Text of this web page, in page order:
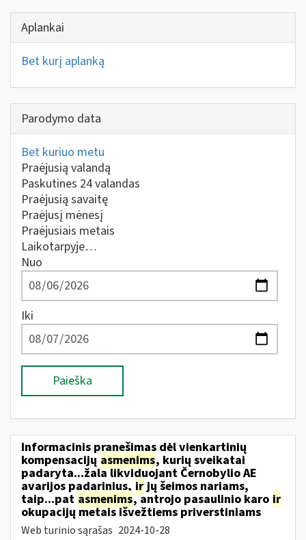
Aplankai
Bet kurį aplanką
Parodymo data
Bet kuriuo metu
Praėjusią valandą
Paskutines 24 valandas
Praėjusią savaitę
Praėjusį mėnesį
Praėjusiais metais
Laikotarpyje…
Nuo
Iki
Paieška
Informacinis pranešimas dėl vienkartinių
kompensacijų asmenims, kurių sveikatai
padaryta...žala likviduojant Černobylio AE
avarijos padarinius, irjų šeimos nariams,
taip...pat asmenims, antrojo pasaulinio karo ir
okupacijų metais išvežtiems priverstiniams
Web turinio sąrašas 2024-10-28